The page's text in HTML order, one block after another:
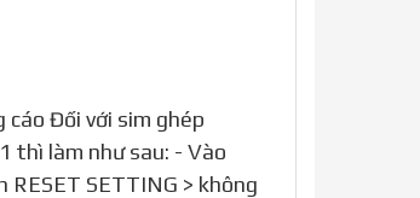
cáo Đối với sim ghép
thì làm như sau: - Vào
SETTING > không